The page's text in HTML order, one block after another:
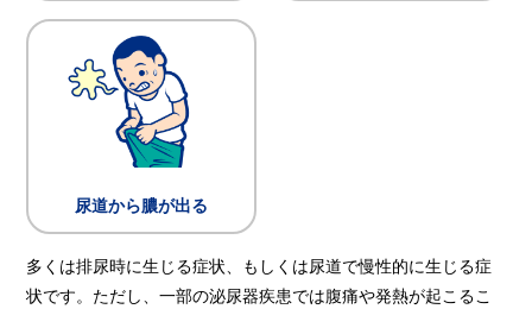
尿道から膿が出る
多くは排尿時に生じる症状、もしくは尿道で慢性的に生じる症
状です。ただし、一部の泌尿器疾患では腹痛や発熱が起こるこ